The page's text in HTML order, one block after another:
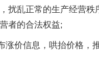
扰乱正常的生产经营秩
者的合法权益;
涨价信息，哄抬价格，